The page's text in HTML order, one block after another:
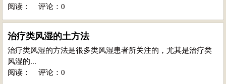
阅读：
评论：0
治疗类风湿的土方法
治疗类风湿的方法是很多类风湿患者所关注的，尤其是治疗类
风湿的...
阅读：
评论：0